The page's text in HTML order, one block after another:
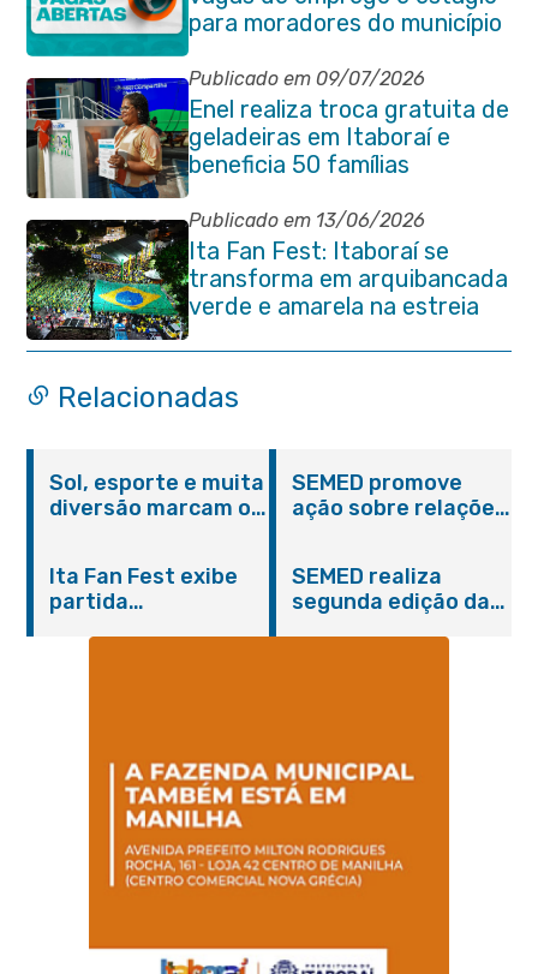
para moradores do município
Publicado em 09/07/2026
Enel realiza troca gratuita de
geladeiras em Itaboraí e
beneficia 50 famílias
Publicado em 13/06/2026
Ita Fan Fest: Itaboraí se
transforma em arquibancada
verde e amarela na estreia
do Brasil na Copa do Mundo
Relacionadas
Sol, esporte e muita
diversão marcam o
Domingo no Parque
Paleontológico
SEMED promove
ação sobre relações
Ita Fan Fest exibe
partida
SEMED realiza
segunda edição da